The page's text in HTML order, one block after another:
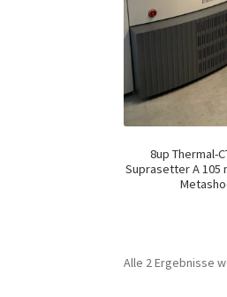
8up Thermal-
Suprasetter A 105
Alle 2 Ergebnisse